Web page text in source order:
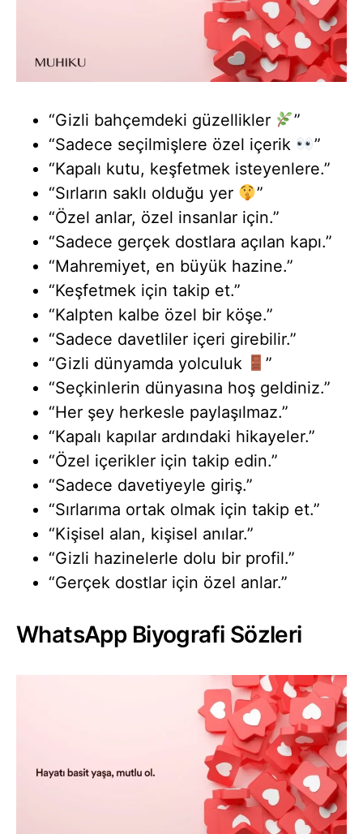
“Gizli bahçemdeki güzellikler
”
“Sadece seçilmişlere özel içerik
”
“Kapalı kutu, keşfetmek isteyenlere.”
“Sırların saklı olduğu yer
”
“Özel anlar, özel insanlar için.”
“Sadece gerçek dostlara açılan kapı.”
“Mahremiyet, en büyük hazine.”
“Keşfetmek için takip et.”
“Kalpten kalbe özel bir köşe.”
“Sadece davetliler içeri girebilir.”
“Gizli dünyamda yolculuk
”
“Seçkinlerin dünyasına hoş geldiniz.”
“Her şey herkesle paylaşılmaz.”
“Kapalı kapılar ardındaki hikayeler.”
“Özel içerikler için takip edin.”
“Sadece davetiyeyle giriş.”
“Sırlarıma ortak olmak için takip et.”
“Kişisel alan, kişisel anılar.”
“Gizli hazinelerle dolu bir profil.”
“Gerçek dostlar için özel anlar.”
WhatsApp Biyografi Sözleri